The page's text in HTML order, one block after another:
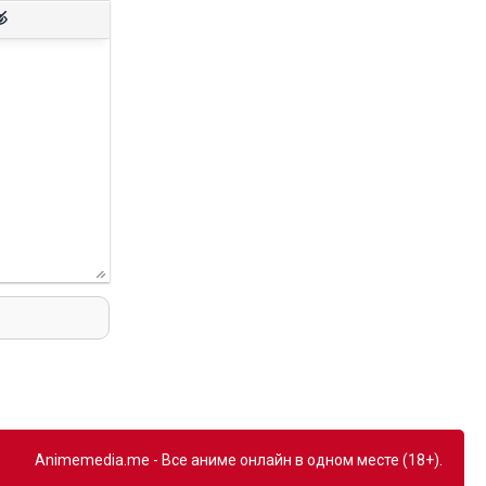
Animemedia.me - Все аниме онлайн в одном месте (18+).